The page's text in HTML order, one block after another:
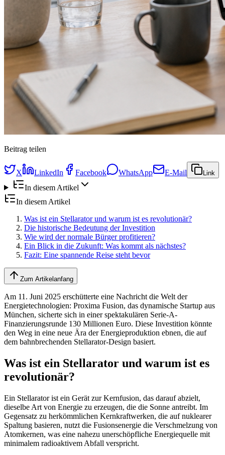
Beitrag teilen
X LinkedIn Facebook WhatsApp E-Mail Link
In diesem Artikel
In diesem Artikel
Was ist ein Stellarator und warum ist es revolutionär?
Die historische Bedeutung der Investition
Wie wird der normale Bürger profitieren?
Ein Blick in die Zukunft: Was kommt als nächstes?
Fazit: Eine spannende Reise steht bevor
Zum Artikelanfang
Am 11. Juni 2025 erschütterte eine Nachricht die Welt der
Energietechnologien: Proxima Fusion, das dynamische Startup aus
München, sicherte sich in einer spektakulären Serie-A-
Finanzierungsrunde 130 Millionen Euro. Diese Investition könnte
den Weg in eine neue Ära der Energieproduktion ebnen, die auf
dem bahnbrechenden Stellarator-Design basiert.
Was ist ein Stellarator und warum ist es
revolutionär?
Ein Stellarator ist ein Gerät zur Kernfusion, das darauf abzielt,
dieselbe Art von Energie zu erzeugen, die die Sonne antreibt. Im
Gegensatz zu herkömmlichen Kernkraftwerken, die auf nuklearer
Spaltung basieren, nutzt die Fusionsenergie die Verschmelzung von
Atomkernen, was eine nahezu unerschöpfliche Energiequelle mit
minimalem radioaktivem Abfall verspricht.